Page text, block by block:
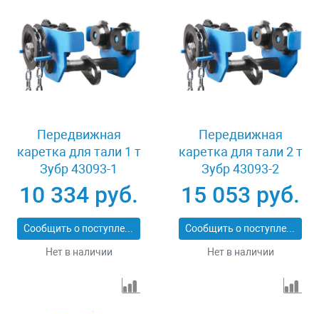
Передвижная
каретка для тали 1 т
Зубр 43093-1
10 334 руб.
Сообщить о поступлении
Нет в наличии
Передвижная
каретка для тали 2 т
Зубр 43093-2
15 053 руб.
Сообщить о поступлении
Нет в наличии